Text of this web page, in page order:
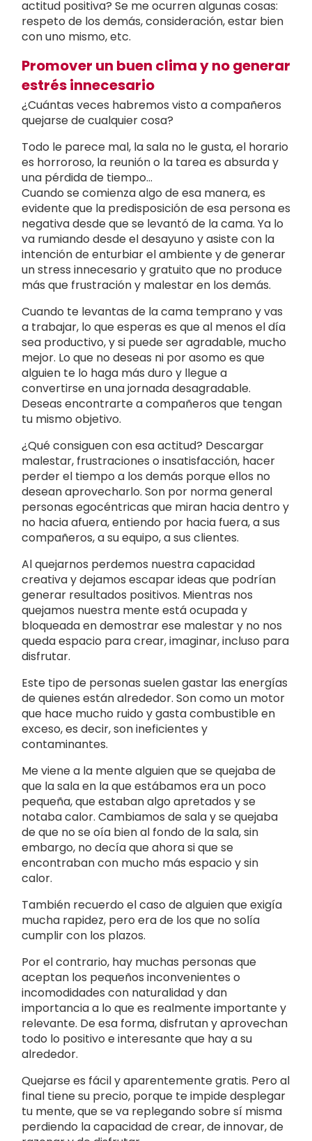
actitud positiva? Se me ocurren algunas cosas:
respeto de los demás, consideración, estar bien
con uno mismo, etc.
Promover un buen clima y no generar
estrés innecesario
¿Cuántas veces habremos visto a compañeros
quejarse de cualquier cosa?
Todo le parece mal, la sala no le gusta, el horario
es horroroso, la reunión o la tarea es absurda y
una pérdida de tiempo…
Cuando se comienza algo de esa manera, es
evidente que la predisposición de esa persona es
negativa desde que se levantó de la cama. Ya lo
va rumiando desde el desayuno y asiste con la
intención de enturbiar el ambiente y de generar
un stress innecesario y gratuito que no produce
más que frustración y malestar en los demás.
Cuando te levantas de la cama temprano y vas
a trabajar, lo que esperas es que al menos el día
sea productivo, y si puede ser agradable, mucho
mejor. Lo que no deseas ni por asomo es que
alguien te lo haga más duro y llegue a
convertirse en una jornada desagradable.
Deseas encontrarte a compañeros que tengan
tu mismo objetivo.
¿Qué consiguen con esa actitud? Descargar
malestar, frustraciones o insatisfacción, hacer
perder el tiempo a los demás porque ellos no
desean aprovecharlo. Son por norma general
personas egocéntricas que miran hacia dentro y
no hacia afuera, entiendo por hacia fuera, a sus
compañeros, a su equipo, a sus clientes.
Al quejarnos perdemos nuestra capacidad
creativa y dejamos escapar ideas que podrían
generar resultados positivos. Mientras nos
quejamos nuestra mente está ocupada y
bloqueada en demostrar ese malestar y no nos
queda espacio para crear, imaginar, incluso para
disfrutar.
Este tipo de personas suelen gastar las energías
de quienes están alrededor. Son como un motor
que hace mucho ruido y gasta combustible en
exceso, es decir, son ineficientes y
contaminantes.
Me viene a la mente alguien que se quejaba de
que la sala en la que estábamos era un poco
pequeña, que estaban algo apretados y se
notaba calor. Cambiamos de sala y se quejaba
de que no se oía bien al fondo de la sala, sin
embargo, no decía que ahora si que se
encontraban con mucho más espacio y sin
calor.
También recuerdo el caso de alguien que exigía
mucha rapidez, pero era de los que no solía
cumplir con los plazos.
Por el contrario, hay muchas personas que
aceptan los pequeños inconvenientes o
incomodidades con naturalidad y dan
importancia a lo que es realmente importante y
relevante. De esa forma, disfrutan y aprovechan
todo lo positivo e interesante que hay a su
alrededor.
Quejarse es fácil y aparentemente gratis. Pero al
final tiene su precio, porque te impide desplegar
tu mente, que se va replegando sobre sí misma
perdiendo la capacidad de crear, de innovar, de